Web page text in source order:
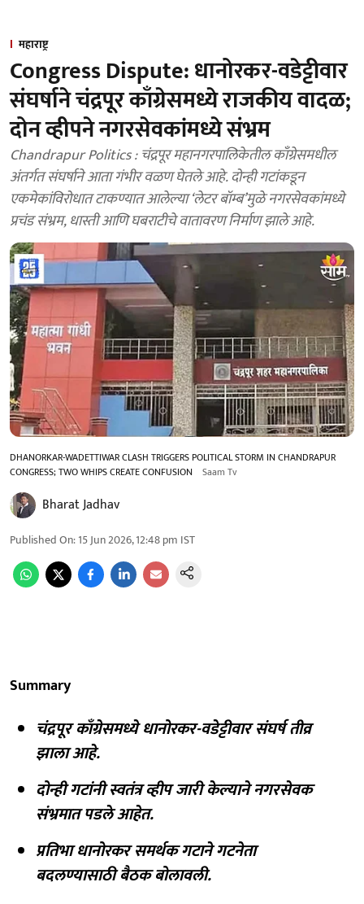
महाराष्ट्र
Congress Dispute: धानोरकर-वडेट्टीवार
संघर्षाने चंद्रपूर काँग्रेसमध्ये राजकीय वादळ;
दोन व्हीपने नगरसेवकांमध्ये संभ्रम
Chandrapur Politics : चंद्रपूर महानगरपालिकेतील काँग्रेसमधील
अंतर्गत संघर्षाने आता गंभीर वळण घेतले आहे. दोन्ही गटांकडून
एकमेकांविरोधात टाकण्यात आलेल्या ‘लेटर बॉम्ब’मुळे नगरसेवकांमध्ये
प्रचंड संभ्रम, धास्ती आणि घबराटीचे वातावरण निर्माण झाले आहे.
DHANORKAR-WADETTIWAR CLASH TRIGGERS POLITICAL STORM IN CHANDRAPUR
CONGRESS; TWO WHIPS CREATE CONFUSION Saam Tv
Bharat Jadhav
Published On:15 Jun 2026, 12:48 pm IST
Summary
चंद्रपूर काँग्रेसमध्ये धानोरकर-वडेट्टीवार संघर्ष तीव्र
झाला आहे.
दोन्ही गटांनी स्वतंत्र व्हीप जारी केल्याने नगरसेवक
संभ्रमात पडले आहेत.
प्रतिभा धानोरकर समर्थक गटाने गटनेता
बदलण्यासाठी बैठक बोलावली.